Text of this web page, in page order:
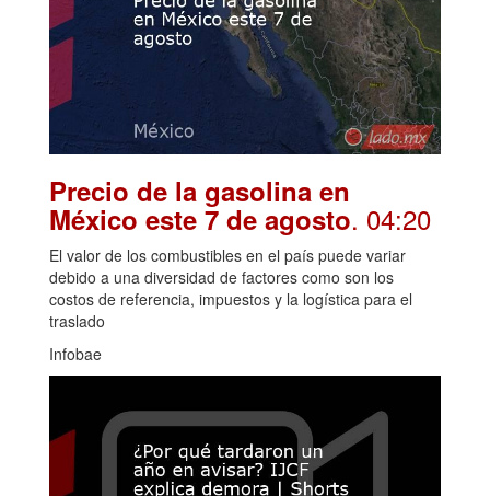
Precio de la gasolina en
México este 7 de agosto. 04:20
El valor de los combustibles en el país puede variar
debido a una diversidad de factores como son los
costos de referencia, impuestos y la logística para el
traslado
Infobae